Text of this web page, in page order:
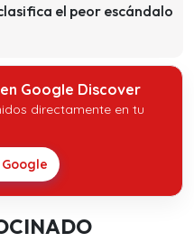
el peor escándalo
Google Discover
directamente en tu